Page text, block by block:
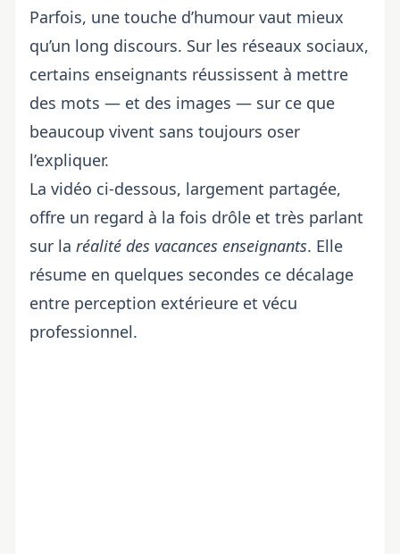
Parfois, une touche d’humour vaut mieux
qu’un long discours. Sur les réseaux sociaux,
certains enseignants réussissent à mettre
des mots — et des images — sur ce que
beaucoup vivent sans toujours oser
l’expliquer.
La vidéo ci-dessous, largement partagée,
offre un regard à la fois drôle et très parlant
sur la réalité des vacances enseignants. Elle
résume en quelques secondes ce décalage
entre perception extérieure et vécu
professionnel.